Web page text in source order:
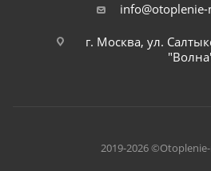
г. Москва, ул.
2019-2026